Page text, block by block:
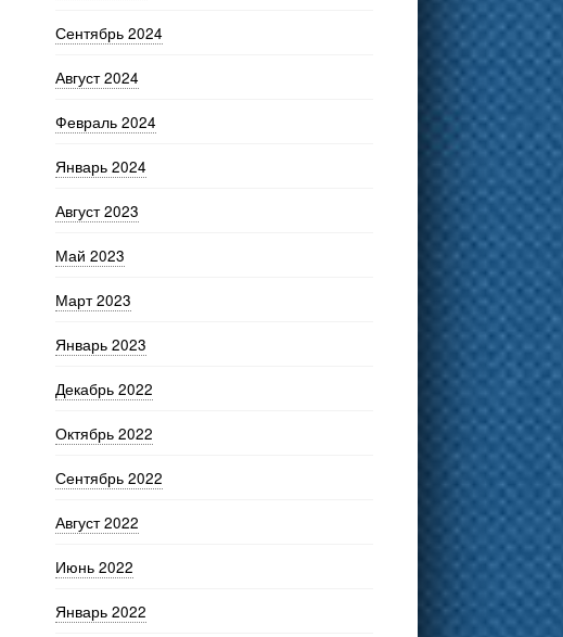
Сентябрь 2024
Август 2024
Февраль 2024
Январь 2024
Август 2023
Май 2023
Март 2023
Январь 2023
Декабрь 2022
Октябрь 2022
Сентябрь 2022
Август 2022
Июнь 2022
Январь 2022